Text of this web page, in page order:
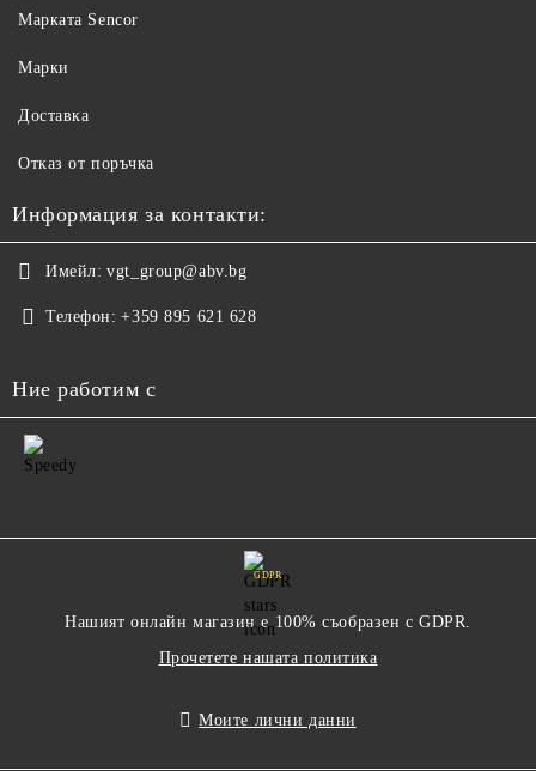
Maрката Sencor
Марки
Доставка
Отказ от поръчка
Информация за контакти:
Имейл: vgt_group@abv.bg
Телефон: +359 895 621 628
Ние работим с
GDPR
Нашият онлайн магазин е 100% съобразен с GDPR.
Прочетете нашата политика
Моите лични данни